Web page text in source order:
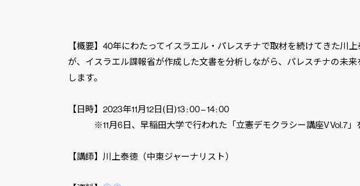
【概要】40年にわたってイスラエル・パレスチナで取材を続けてきた川
が、イスラエル諜報省が作成した文書を分析しながら、パレスチナの未来
します。
【日時】2023年11月12日(日)13 : 00 – 14 : 00
※11月6日、早稲田大学で行われた「立憲デモクラシー講座V Vol.7」
【講師】川上泰徳（中東ジャーナリスト）